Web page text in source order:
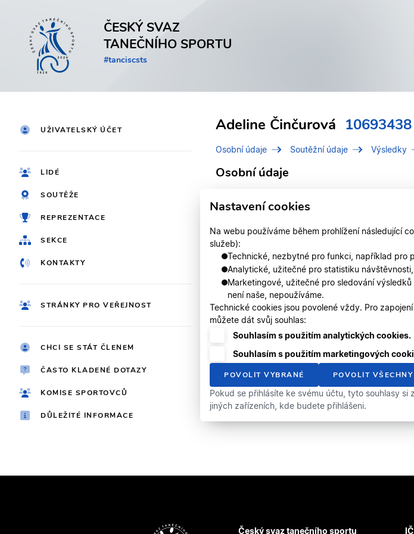
ČESKÝ SVAZ
TANEČNÍHO SPORTU
#tanciscsts
UŽIVATELSKÝ ÚČET
LIDÉ
SOUTĚŽE
REPREZENTACE
SEKCE
KONTAKTY
STRÁNKY PRO VEŘEJNOST
CHCI SE STÁT ČLENEM
ČASTO KLADENÉ DOTAZY
KOMISE SPORTOVCŮ
DŮLEŽITÉ INFORMACE
Adeline Činčurová 10693438
Osobní údaje Soutěžní údaje Výsledky
Osobní údaje
Identifikační číslo (IDT)
Registrován v klubu TK KOŠKOVI
Český svaz tanečního sportu
Nastavení cookies
Na webu používáme během prohlížení následující
služeb):
Technické, nezbytné pro funkci, například pro
Analytické, užitečné pro statistiku
Marketingové, užitečné pro sledování
není naše, nepoužíváme.
Technické cookies jsou povolené vždy. Pro
můžete dát svůj souhlas:
Souhlasím s použitím analytických cookies.
Souhlasím s použitím marketingových
POVOLIT VYBRANÉ POVOLIT VŠECHNY
Pokud se přihlásíte ke svému účtu, tyto souhlasy si
jiných zařízeních, kde budete přihlášeni.